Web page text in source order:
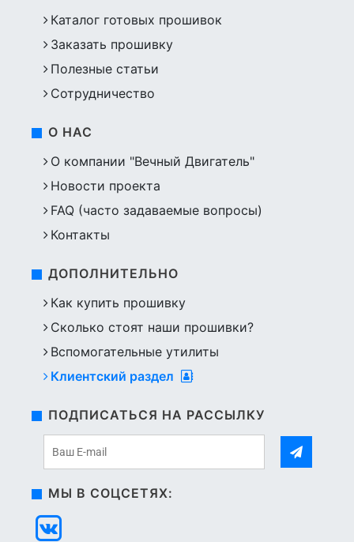
Каталог готовых прошивок
Заказать прошивку
Полезные статьи
Сотрудничество
О НАС
О компании "Вечный Двигатель"
Новости проекта
FAQ (часто задаваемые вопросы)
Контакты
ДОПОЛНИТЕЛЬНО
Как купить прошивку
Сколько стоят наши прошивки?
Вспомогательные утилиты
Клиентский раздел
ПОДПИСАТЬСЯ НА РАССЫЛКУ
МЫ В СОЦСЕТЯХ: